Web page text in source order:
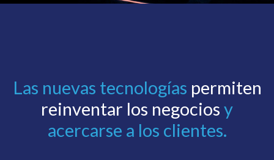
Las nuevas tecnologías permiten
reinventar los negocios y
acercarse a los clientes.